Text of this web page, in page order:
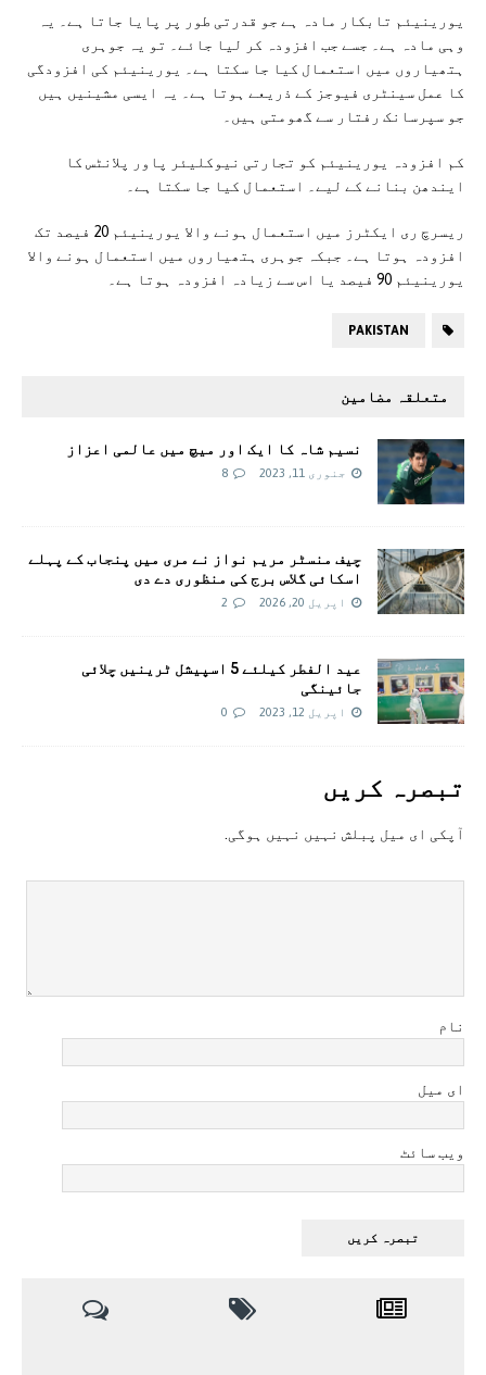
یورینیئم تابکار مادہ ہے جو قدرتی طور پر پایا جاتا ہے۔ یہ
وہی مادہ ہے۔ جسے جب افزودہ کر لیا جائے۔ تو یہ جوہری
ہتھیاروں میں استعمال کیا جا سکتا ہے۔ یورینیئم کی افزودگی
کا عمل سینٹری فیوجز کے ذریعے ہوتا ہے۔ یہ ایسی مشینیں ہیں
جو سپرسانک رفتار سے گھومتی ہیں۔
کم افزودہ یورینیئم کو تجارتی نیوکلیئر پاور پلانٹس کا
ایندھن بنانے کے لیے۔ استعمال کیا جا سکتا ہے۔
ریسرچ ری ایکٹرز میں استعمال ہونے والا یورینیئم 20 فیصد تک
افزودہ ہوتا ہے۔ جبکہ جوہری ہتھیاروں میں استعمال ہونے والا
یورینیئم 90 فیصد یا اس سے زیادہ افزودہ ہوتا ہے۔
PAKISTAN
متعلقہ مضامین
نسیم شاہ کا ایک اور میچ میں عالمی اعزاز
جنوری 11, 2023 8
چیف منسٹر مریم نواز نے مری میں پنجاب کے پہلے
اسکائی گلاس برج کی منظوری دے دی
اپریل 20, 2026 2
عید الفطر کیلئے 5 اسپیشل ٹرینیں چلائی
جائینگی
اپریل 12, 2023 0
تبصرہ کريں
آپکی ای ميل پبلش نہيں نہيں ہوگی.
نام
ای میل
ویب سائٹ